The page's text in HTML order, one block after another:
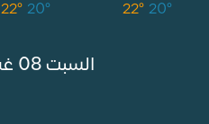
22° 20°
22° 20°
السبت 08 غشث 2026